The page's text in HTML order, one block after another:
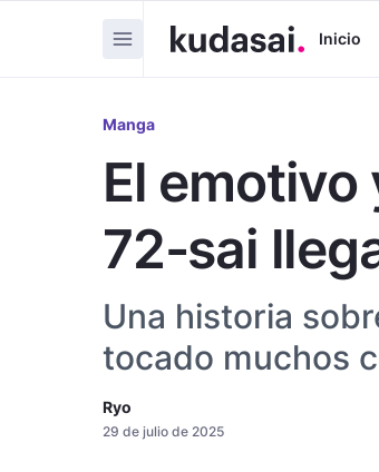
Inicio
Manga
El
72-sai
Una historia
tocado muchos
Ryo
29 de julio de 2025